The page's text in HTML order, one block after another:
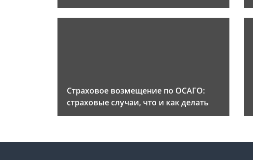
Страховое возмещение по ОСАГО:
страховые случаи, что и как делать